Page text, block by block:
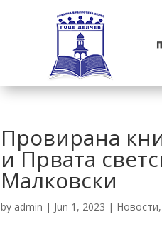
Провирана
и Првата
Малковски
by admin | Jun 1, 2023 | Новости,